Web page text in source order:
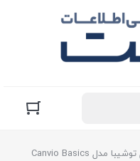
/ هارد اکسترنال توشیبا مدل Canvio Basics